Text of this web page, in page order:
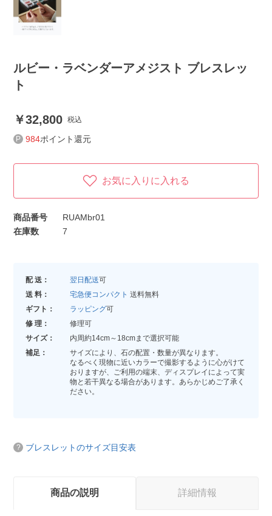
ルビー・ラベンダーアメジスト ブレスレッ
ト
32,800 税込
984ポイント還元
お気に入りに入れる
商品番号
RUAMbr01
在庫数
7
配 送： 翌日配送可
送 料：
宅急便コンパクト 送料無料
ギフト：
ラッピング可
修 理：
修理可
サイズ：
内周約14cm～18cmまで選択可能
補足：
サイズにより、石の配置・数量が異なります。
なるべく現物に近いカラーで撮影するように心がけて
おりますが、ご利用の端末、ディスプレイによって実
物と若干異なる場合があります。あらかじめご了承く
ださい。
ブレスレットのサイズ目安表
商品の説明 詳細情報